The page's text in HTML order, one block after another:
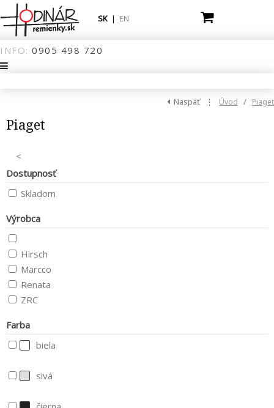
INFO: 0905 498 720
SK | EN
Naspäť ⋮ Úvod / Piaget
Piaget
<
Dostupnosť
Skladom
Výrobca
Hirsch
Marcco
Renata
ZRC
Farba
biela
sivá